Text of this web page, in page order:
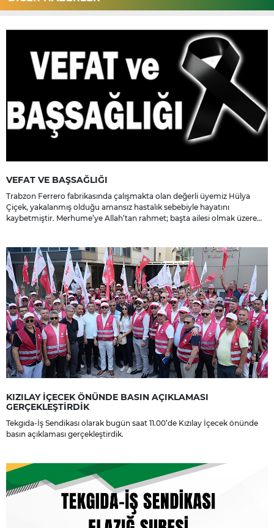
VEFAT VE BAŞSAĞLIĞI
Trabzon Ferrero fabrikasında çalışmakta olan değerli üyemiz Hülya
Çiçek, yakalanmış olduğu amansız hastalık sebebiyle hayatını
kaybetmiştir. Merhume’ye Allah’tan rahmet; başta ailesi olmak üzere
KIZILAY İÇECEK ÖNÜNDE BASIN AÇIKLAMASI
GERÇEKLEŞTİRDİK
Tekgıda-İş Sendikası olarak bugün saat 11.00’de Kızılay İçecek önünde
basın açıklaması gerçekleştirdik.